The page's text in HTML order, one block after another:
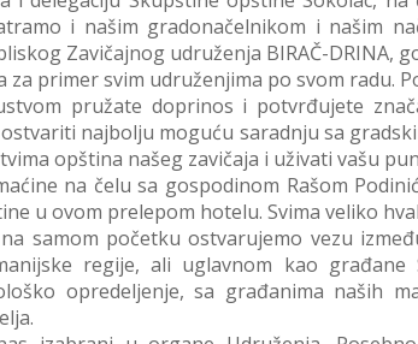
i našim gradonačelnikom i našim
Zavičajnog udruženja BIRAČ-DRINA,
za primer svim udruženjima po svom radu.
pružate doprinos i potvrđujete
najbolju moguću saradnju sa
opština našeg zavičaja i uživati vašu
na čelu sa gospodinom Rašom
u ovom prelepom hotelu. Svima veliko
samom početku ostvarujemo vezu
regije, ali uglavnom kao
opredeljenje, sa građanima naših